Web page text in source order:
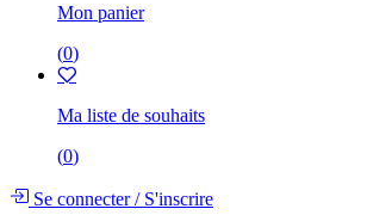
Mon panier
(0)
Ma liste de souhaits
(0)
Se connecter/S'inscrire